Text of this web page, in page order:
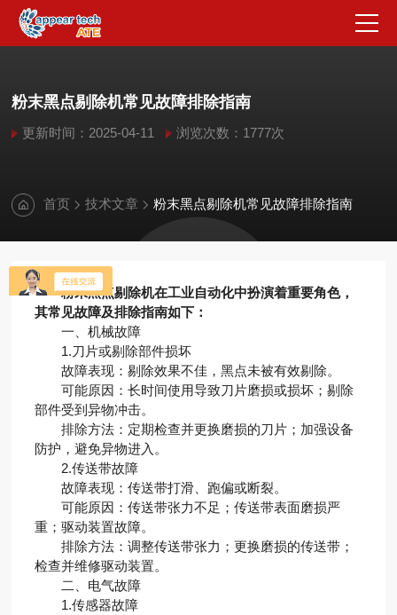
粉末黑点剔除机常见故障排除指南
更新时间：2025-04-11 浏览次数：1777次
首页 技术文章 粉末黑点剔除机常见故障排除指南
粉末黑点剔除机在工业自动化中扮演着重要角色，
其常见故障及排除指南如下：
一、机械故障
1.刀片或剔除部件损坏
故障表现：剔除效果不佳，黑点未被有效剔除。
可能原因：长时间使用导致刀片磨损或损坏；剔除
部件受到异物冲击。
排除方法：定期检查并更换磨损的刀片；加强设备
防护，避免异物进入。
2.传送带故障
故障表现：传送带打滑、跑偏或断裂。
可能原因：传送带张力不足；传送带表面磨损严
重；驱动装置故障。
排除方法：调整传送带张力；更换磨损的传送带；
检查并维修驱动装置。
二、电气故障
1.传感器故障